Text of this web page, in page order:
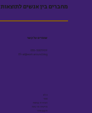
מחברים בין אנשים לתוצאות
שומרים על קשר
055-5001909
Efrat@workaround.blog
בלוג
ספר
הצהרת נגישות
מדיניות פרטיות
תקנון אתר